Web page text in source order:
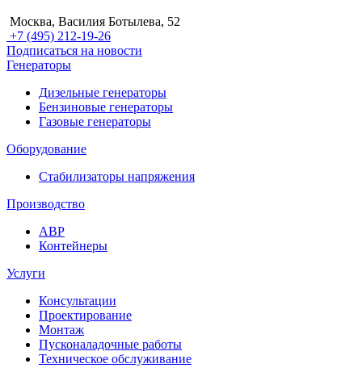
Москва, Василия Ботылева, 52
+7 (495) 212-19-26
Подписаться на новости
Генераторы
Дизельные генераторы
Бензиновые генераторы
Газовые генераторы
Оборудование
Стабилизаторы напряжения
Производство
АВР
Контейнеры
Услуги
Консультации
Проектирование
Монтаж
Пусконаладочные работы
Техническое обслуживание